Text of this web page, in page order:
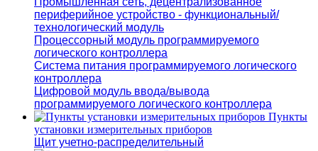
периферийное устройство - функциональный/
технологический модуль
Процессорный модуль программируемого
логического контроллера
Система питания программируемого логического
контроллера
Цифровой модуль ввода/вывода
программируемого логического контроллера
Пункты
установки измерительных приборов
Щит учетно-распределительный